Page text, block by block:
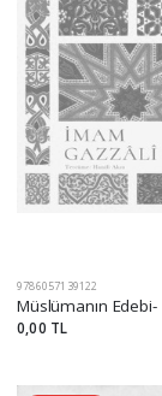
9786057139122
0,00 TL